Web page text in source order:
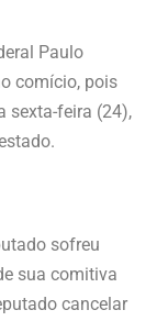
Paulo
comício, pois
sexta-feira (24),
sofreu
sua comitiva
cancelar